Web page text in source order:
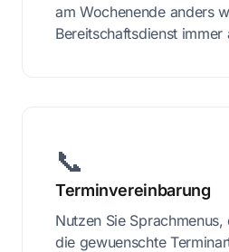
am Wochenende anders
Bereitschaftsdienst
📞
Terminvereinbarung
Nutzen Sie
die gewuenschte